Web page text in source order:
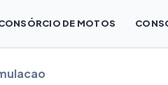
DE MOTOS